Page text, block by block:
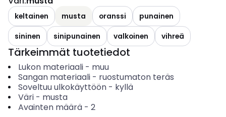
keltainen musta oranssi
punainen
sininen
sinipunainen valkoinen vihreä
Tärkeimmät tuotetiedot
Lukon materiaali- muu
Sangan materiaali- ruostumaton teräs
Soveltuu ulkokäyttöön- kyllä
Väri- musta
Avainten määrä- 2